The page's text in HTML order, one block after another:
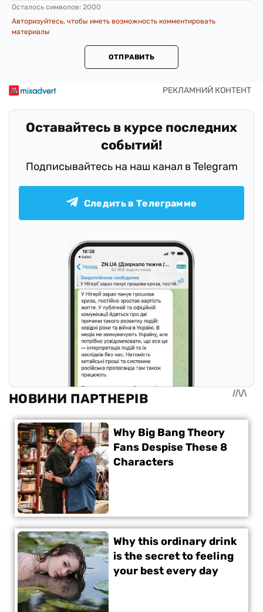
Осталось символов: 2000
Авторизуйтесь, чтобы иметь возможность комментировать
материалы
ОТПРАВИТЬ
Оставайтесь в курсе последних
событий!
Подписывайтесь на наш канал в Telegram
Следить в Телеграмме